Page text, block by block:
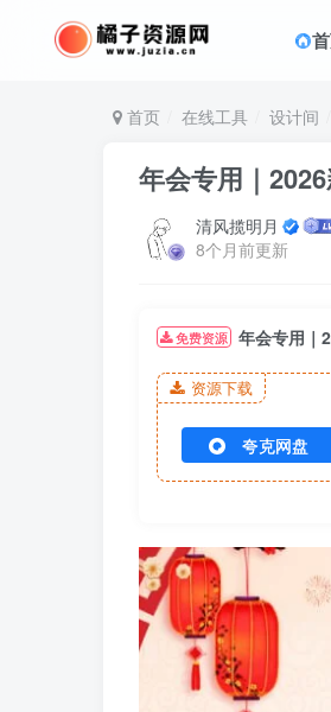
首页 在线工具 设计间
年会专用｜
清风揽明月
8个月前更新
免费资源 年会专用｜
资源下载
夸克网盘